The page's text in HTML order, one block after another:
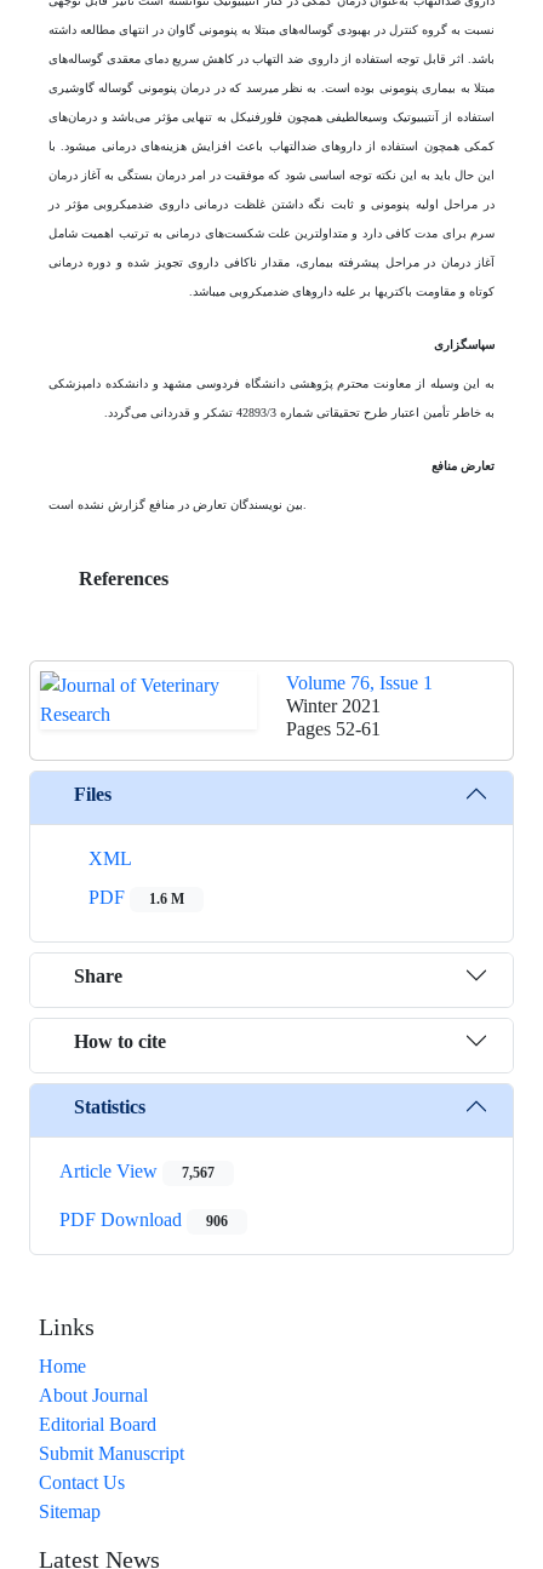
نسبت به گروه کنترل در بهبودی گوساله­‌های مبتلا به پنومونی گاوان در انتهای مطالعه داشته
باشد. اثر قابل توجه استفاده از داروی ضد التهاب در کاهش سریع دمای معقدی گوساله‌های
مبتلا به بیماری پنومونی بوده است. به نظر می­رسد که در درمان پنومونی گوساله گاو­شیری
استفاده از آنتی­بیوتیک وسیع­الطیفی همچون فلورفنیکل به تنهایی مؤثر می‌­باشد و درمان‌های
کمکی همچون استفاده از دارو‌های ضدالتهاب باعث افزایش هزینه­‌های درمانی می­شود. با
این حال باید به این نکته توجه اساسی شود که موفقیت در امر درمان بستگی به آغاز درمان
در مراحل اولیه پنومونی و ثابت نگه داشتن غلظت درمانی داروی ضدمیکروبی مؤثر در
سرم برای مدت کافی دارد و متداول­ترین علت شکست­‌های درمانی به ترتیب اهمیت شامل
آغاز درمان در مراحل پیشرفته بیماری، مقدار ناکافی داروی تجویز شده و دوره درمانی
کوتاه و مقاومت باکتری­ها بر علیه دارو‌های ضدمیکروبی می­باشد.
سپاسگزاری
به این وسیله از معاونت محترم پژوهشی دانشگاه فردوسی مشهد و دانشکده دامپزشکی
به خاطر تأمین اعتبار طرح تحقیقاتی شماره 42893/3 تشکر و قدردانی می‌گردد.
تعارض منافع
References
Volume 76, Issue 1
Winter 2021
Pages 52-61
Files
XML
PDF
1.6 M
Share
How to cite
Statistics
Article View 7,567
PDF Download 906
Links
Home
About Journal
Editorial Board
Submit Manuscript
Contact Us
Sitemap
Latest News